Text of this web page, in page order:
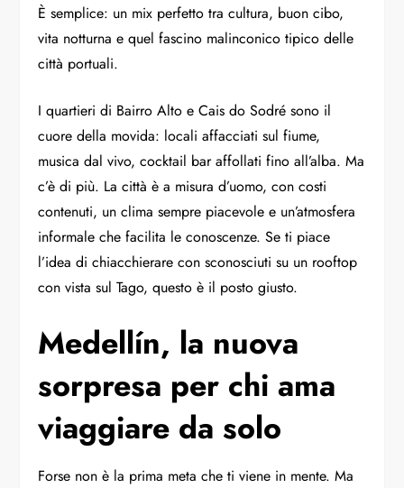
È semplice: un mix perfetto tra cultura, buon cibo,
vita notturna e quel fascino malinconico tipico delle
città portuali.
I quartieri di Bairro Alto e Cais do Sodré sono il
cuore della movida: locali affacciati sul fiume,
musica dal vivo, cocktail bar affollati fino all’alba. Ma
c’è di più. La città è a misura d’uomo, con costi
contenuti, un clima sempre piacevole e un’atmosfera
informale che facilita le conoscenze. Se ti piace
l’idea di chiacchierare con sconosciuti su un rooftop
con vista sul Tago, questo è il posto giusto.
Medellín, la nuova
sorpresa per chi ama
viaggiare da solo
Forse non è la prima meta che ti viene in mente. Ma